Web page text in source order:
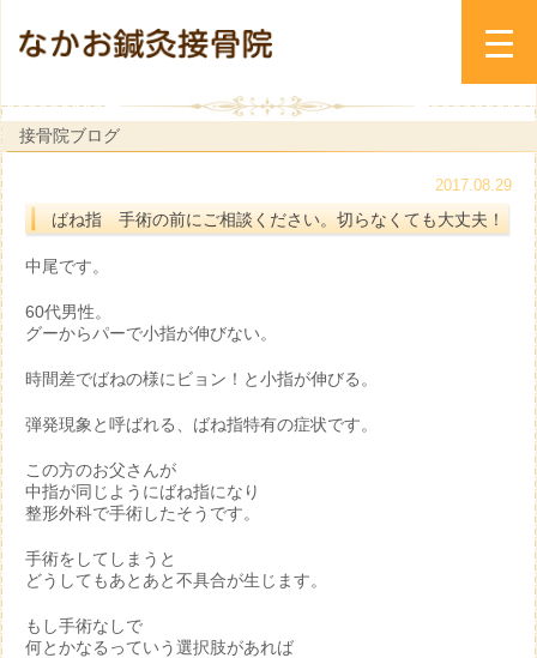
接骨院ブログ
2017.08.29
ばね指 手術の前にご相談ください。切らなくても大丈夫！
中尾です。
60代男性。
グーからパーで小指が伸びない。
時間差でばねの様にビョン！と小指が伸びる。
弾発現象と呼ばれる、ばね指特有の症状です。
この方のお父さんが
中指が同じようにばね指になり
整形外科で手術したそうです。
手術をしてしまうと
どうしてもあとあと不具合が生じます。
もし手術なしで
何とかなるっていう選択肢があれば